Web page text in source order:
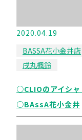
2020.04.19
BASSA花小金井店
戌丸楓鈴
○CLIOのアイシャ
○BAssA花小金井